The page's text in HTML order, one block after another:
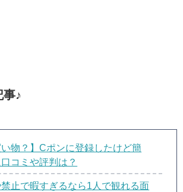
♪
い物？】Cポンに登録したけど簡
コミや評判は？
止で暇すぎるなら1人で観れる面